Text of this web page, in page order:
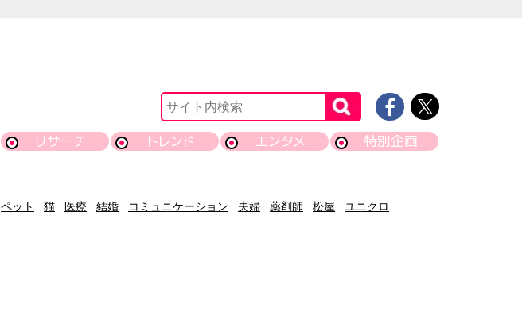
リサーチ トレンド エンタメ 特別企画
ペット 猫 医療 結婚 コミュニケーション 夫婦 薬剤師 松屋
ユニクロ